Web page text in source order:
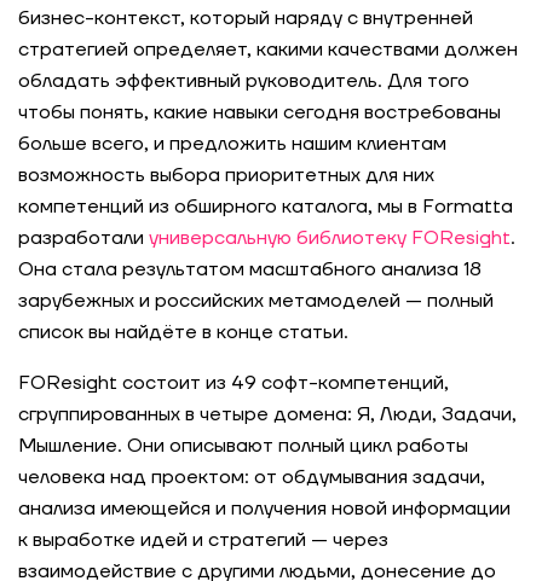
бизнес-контекст, который наряду с внутренней
стратегией определяет, какими качествами должен
обладать эффективный руководитель. Для того
чтобы понять, какие навыки сегодня востребованы
больше всего, и предложить нашим клиентам
возможность выбора приоритетных для них
компетенций из обширного каталога, мы в Formatta
разработали универсальную библиотеку FOResight.
Она стала результатом масштабного анализа 18
зарубежных и российских метамоделей — полный
список вы найдёте в конце статьи.
FOResight состоит из 49 софт-компетенций,
сгруппированных в четыре домена: Я, Люди, Задачи,
Мышление. Они описывают полный цикл работы
человека над проектом: от обдумывания задачи,
анализа имеющейся и получения новой информации
к выработке идей и стратегий — через
взаимодействие с другими людьми, донесение до